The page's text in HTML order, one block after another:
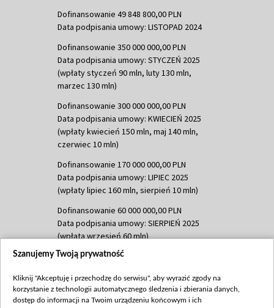
Dofinansowanie 49 848 800,00 PLN
Data podpisania umowy: LISTOPAD 2024
Dofinansowanie 350 000 000,00 PLN
Data podpisania umowy: STYCZEŃ 2025
(wpłaty styczeń 90 mln, luty 130 mln,
marzec 130 mln)
Dofinansowanie 300 000 000,00 PLN
Data podpisania umowy: KWIECIEŃ 2025
(wpłaty kwiecień 150 mln, maj 140 mln,
czerwiec 10 mln)
Dofinansowanie 170 000 000,00 PLN
Data podpisania umowy: LIPIEC 2025
(wpłaty lipiec 160 mln, sierpień 10 mln)
Dofinansowanie 60 000 000,00 PLN
Data podpisania umowy: SIERPIEŃ 2025
(wpłata wrzesień 60 mln)
Dofinansowanie 635 783 051,21 PLN
(wpłata wrzesień 100 mln, październik 350
mln, listopad 265 mln)
Szanujemy Twoją prywatność
Kliknij "Akceptuję i przechodzę do serwisu", aby wyrazić zgody na
korzystanie z technologii automatycznego śledzenia i zbierania danych,
dostęp do informacji na Twoim urządzeniu końcowym i ich